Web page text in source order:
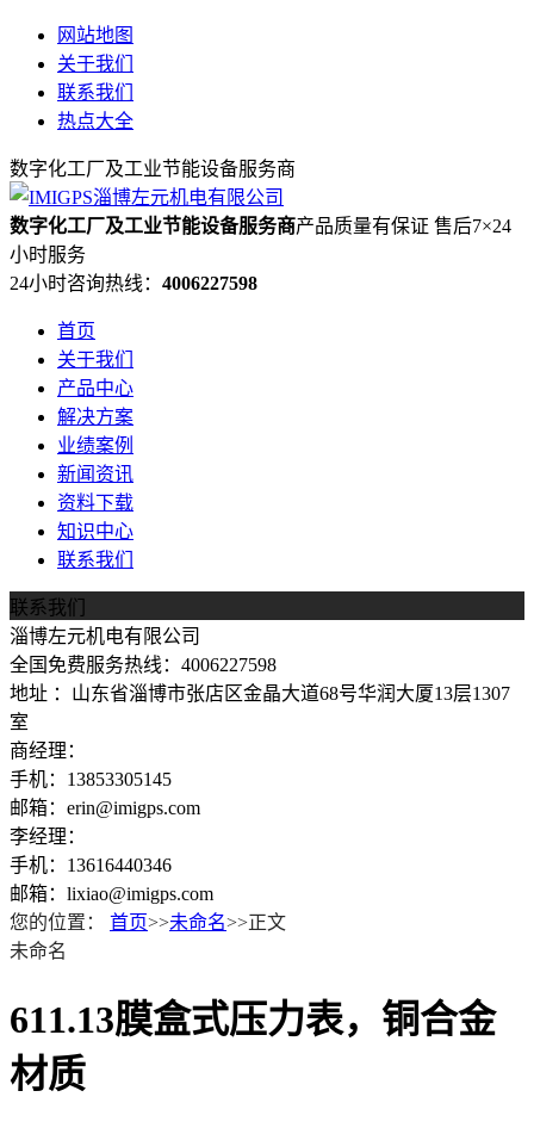
网站地图
关于我们
联系我们
热点大全
数字化工厂及工业节能设备服务商
数字化工厂及工业节能设备服务商产品质量有保证 售后7×24
小时服务
24小时咨询热线： 4006227598
首页
关于我们
产品中心
解决方案
业绩案例
新闻资讯
资料下载
知识中心
联系我们
联系我们
淄博左元机电有限公司
全国免费服务热线：4006227598
地址 ：山东省淄博市张店区金晶大道68号华润大厦13层1307
室
商经理：
手机：13853305145
邮箱：erin@imigps.com
李经理：
手机：13616440346
邮箱：lixiao@imigps.com
您的位置：
首页>>未命名>>正文
未命名
611.13膜盒式压力表，铜合金
材质